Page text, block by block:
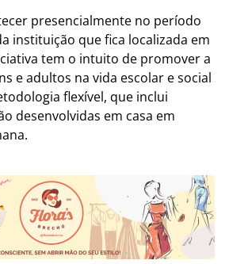
presencialmente no período
instituição que fica localizada em
tem o intuito de promover a
e adultos na vida escolar e social
flexível, que inclui
desenvolvidas em casa em